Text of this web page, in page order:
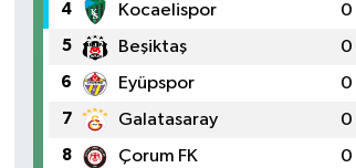
4 Kocaelispor 0
5 Beşiktaş 0
6 Eyüpspor 0
7 Galatasaray 0
8 Çorum FK 0